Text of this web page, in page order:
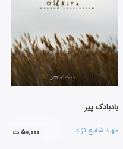
بادبادک پیر
مهبد شفیع نژاد ۵۰,۰۰۰ ت